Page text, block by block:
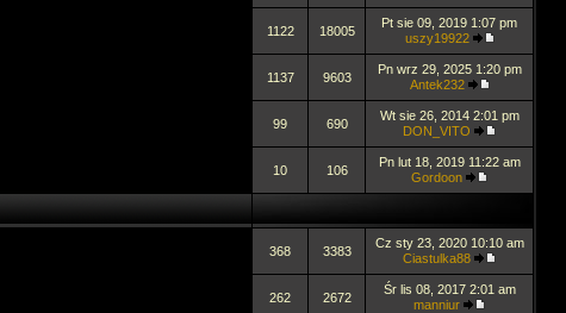
1122 18005
Pt sie 09, 2019 1:07 pm
uszy19922
1137 9603
Pn wrz 29, 2025 1:20 pm
Antek232
99 690
Wt sie 26, 2014 2:01 pm
DON_VITO
10 106
Pn lut 18, 2019 11:22 am
Gordoon
368 3383
Cz sty 23, 2020 10:10 am
Ciastulka88
262 2672
Śr lis 08, 2017 2:01 am
manniur